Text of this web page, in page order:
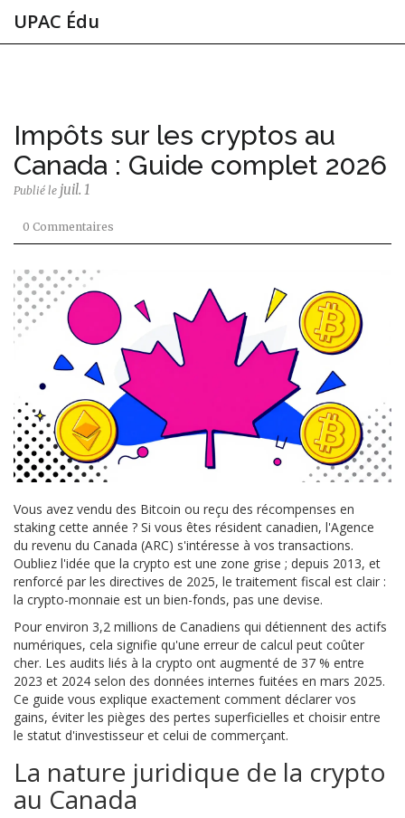
UPAC Édu
Impôts sur les cryptos au
Canada : Guide complet 2026
Publié le juil. 1
0 Commentaires
Vous avez vendu des Bitcoin ou reçu des récompenses en
staking cette année ? Si vous êtes résident canadien, l'Agence
du revenu du Canada (ARC) s'intéresse à vos transactions.
Oubliez l'idée que la crypto est une zone grise ; depuis 2013, et
renforcé par les directives de 2025, le traitement fiscal est clair :
la crypto-monnaie est un bien-fonds, pas une devise.
Pour environ 3,2 millions de Canadiens qui détiennent des actifs
numériques, cela signifie qu'une erreur de calcul peut coûter
cher. Les audits liés à la crypto ont augmenté de 37 % entre
2023 et 2024 selon des données internes fuitées en mars 2025.
Ce guide vous explique exactement comment déclarer vos
gains, éviter les pièges des pertes superficielles et choisir entre
le statut d'investisseur et celui de commerçant.
La nature juridique de la crypto
au Canada